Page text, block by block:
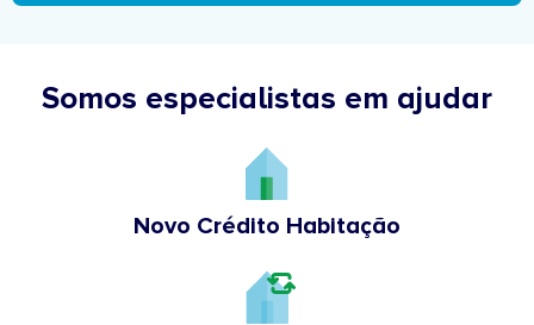
Somos especialistas em ajudar
Novo Crédito Habitação